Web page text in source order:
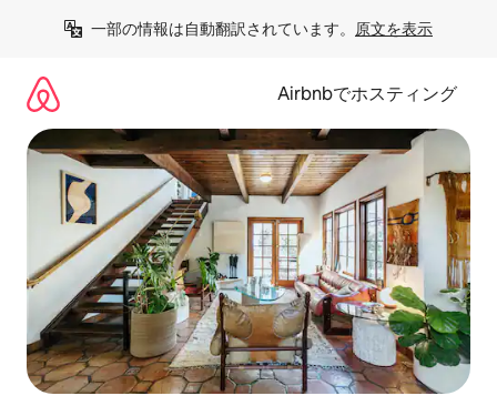
一部の情報は自動翻訳されています。 原文を表示
Airbnbでホスティング